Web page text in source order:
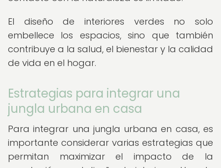
El diseño de interiores verdes no solo
embellece los espacios, sino que también
contribuye a la salud, el bienestar y la calidad
de vida en el hogar.
Estrategias para integrar una
jungla urbana en casa
Para integrar una jungla urbana en casa, es
importante considerar varias estrategias que
permitan maximizar el impacto de la